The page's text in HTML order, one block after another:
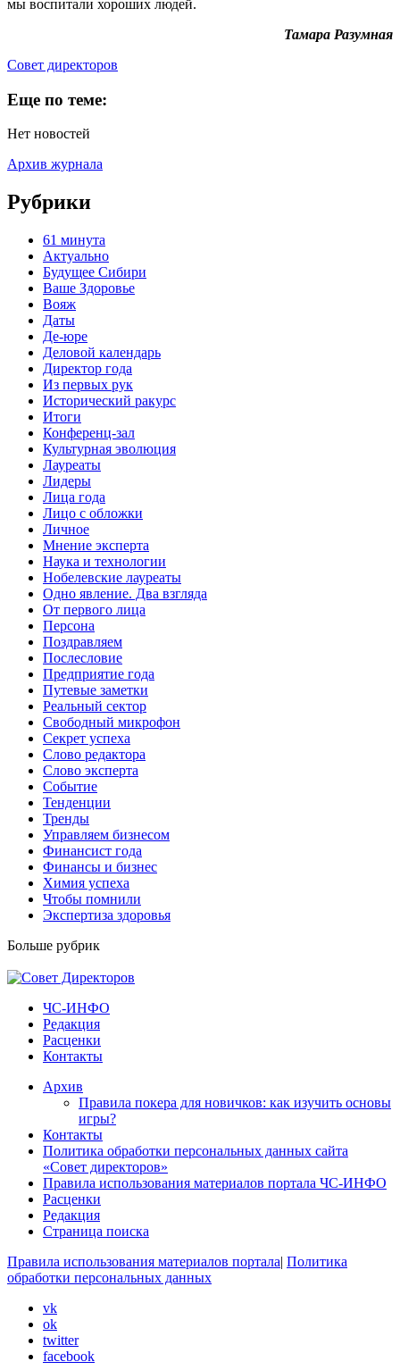
мы воспитали хороших людей.
Тамара Разумная
Cовет директоров
Еще по теме:
Нет новостей
Архив журнала
Рубрики
61 минута
Актуально
Будущее Сибири
Ваше Здоровье
Вояж
Даты
Де-юре
Деловой календарь
Директор года
Из первых рук
Исторический ракурс
Итоги
Конференц-зал
Культурная эволюция
Лауреаты
Лидеры
Лица года
Лицо с обложки
Личное
Мнение эксперта
Наука и технологии
Нобелевские лауреаты
Одно явление. Два взгляда
От первого лица
Персона
Поздравляем
Послесловие
Предприятие года
Путевые заметки
Реальный сектор
Свободный микрофон
Секрет успеха
Слово редактора
Слово эксперта
Событие
Тенденции
Тренды
Управляем бизнесом
Финансист года
Финансы и бизнес
Химия успеха
Чтобы помнили
Экспертиза здоровья
Больше рубрик
ЧС-ИНФО
Редакция
Расценки
Контакты
Архив
Правила покера для новичков: как изучить основы
игры?
Контакты
Политика обработки персональных данных сайта
«Совет директоров»
Правила использования материалов портала ЧС-ИНФО
Расценки
Редакция
Страница поиска
Правила использования материалов портала| Политика
обработки персональных данных
vk
ok
twitter
facebook